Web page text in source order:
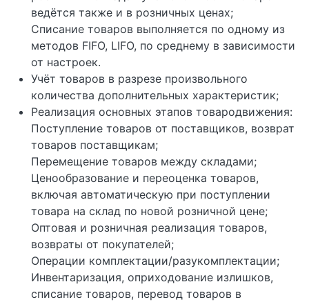
ведётся также и в розничных ценах;
Списание товаров выполняется по одному из
методов FIFO, LIFO, по среднему в зависимости
от настроек.
Учёт товаров в разрезе произвольного
количества дополнительных характеристик;
Реализация основных этапов товародвижения:
Поступление товаров от поставщиков, возврат
товаров поставщикам;
Перемещение товаров между складами;
Ценообразование и переоценка товаров,
включая автоматическую при поступлении
товара на склад по новой розничной цене;
Оптовая и розничная реализация товаров,
возвраты от покупателей;
Операции комплектации/разукомплектации;
Инвентаризация, оприходование излишков,
списание товаров, перевод товаров в